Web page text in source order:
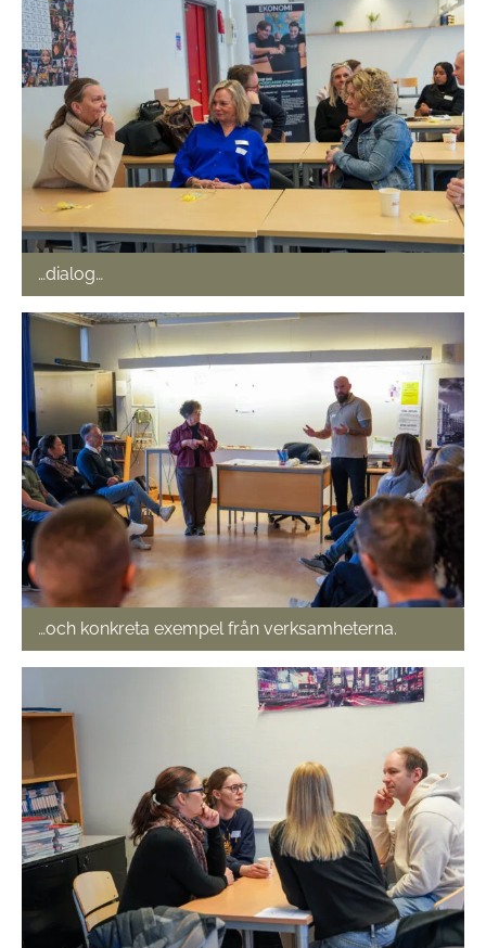
…dialog…
…och konkreta exempel från verksamheterna.